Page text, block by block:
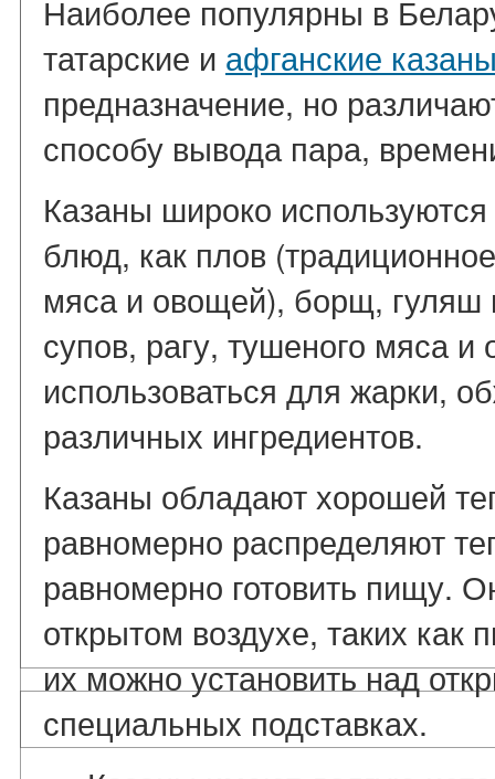
Наиболее популярны в
татарские и афганские
предназначение, но
способу вывода пара,
Казаны широко
блюд, как плов
мяса и овощей), борщ, гуляш
супов, рагу, тушеного мяса
использоваться для жарки,
различных ингредиентов.
Казаны обладают хорошей
равномерно распределяют
равномерно готовить пищу.
открытом воздухе, таких как
их можно установить над
специальных подставках.